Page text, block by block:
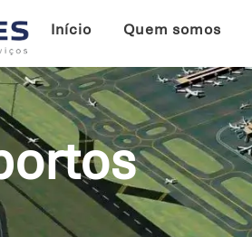
Início Quem somos